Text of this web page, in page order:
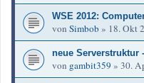
WSE 2012:
von Simbob » 18. Okt
neue Serverstruktur
von gambit359 » 30.